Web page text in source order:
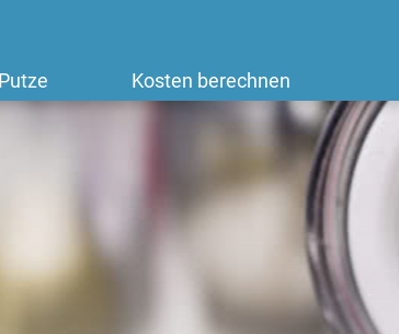
Putze Kosten berechnen